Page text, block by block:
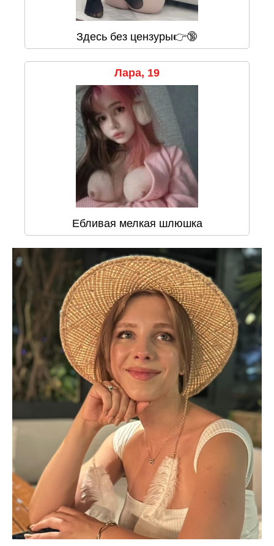
Здесь без цензуры👉🔞
Лара, 19
Ебливая мелкая шлюшка